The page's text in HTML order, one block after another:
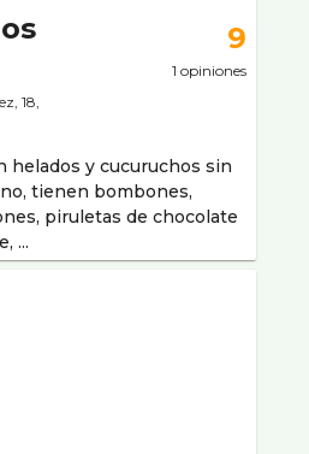
18,
9
1 opiniones
helados y cucuruchos sin
tienen bombones,
piruletas de chocolate
...